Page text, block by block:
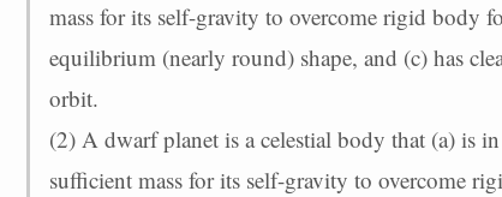
mass for its self-gravity to overcome rigid body
equilibrium (nearly round) shape, and (c) has
orbit.
(2) A dwarf planet is a celestial body that (a) is
sufficient mass for its self-gravity to overcome